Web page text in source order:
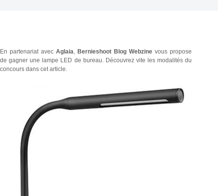
En partenariat avecAglaia, Bernieshoot Blog Webzine vous propose
de gagner une lampe LED de bureau. Découvrez vite les modalités du
concours dans cet article.